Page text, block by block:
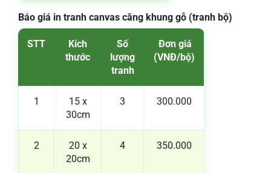
Báo giá in tranh canvas căng khung gỗ (tranh bộ)
STT
Kích
thước
Số
lượng
tranh
Đơn giá
(VNĐ/bộ)
1
15 x
30cm
3 300.000
2
20 x
20cm
4 350.000